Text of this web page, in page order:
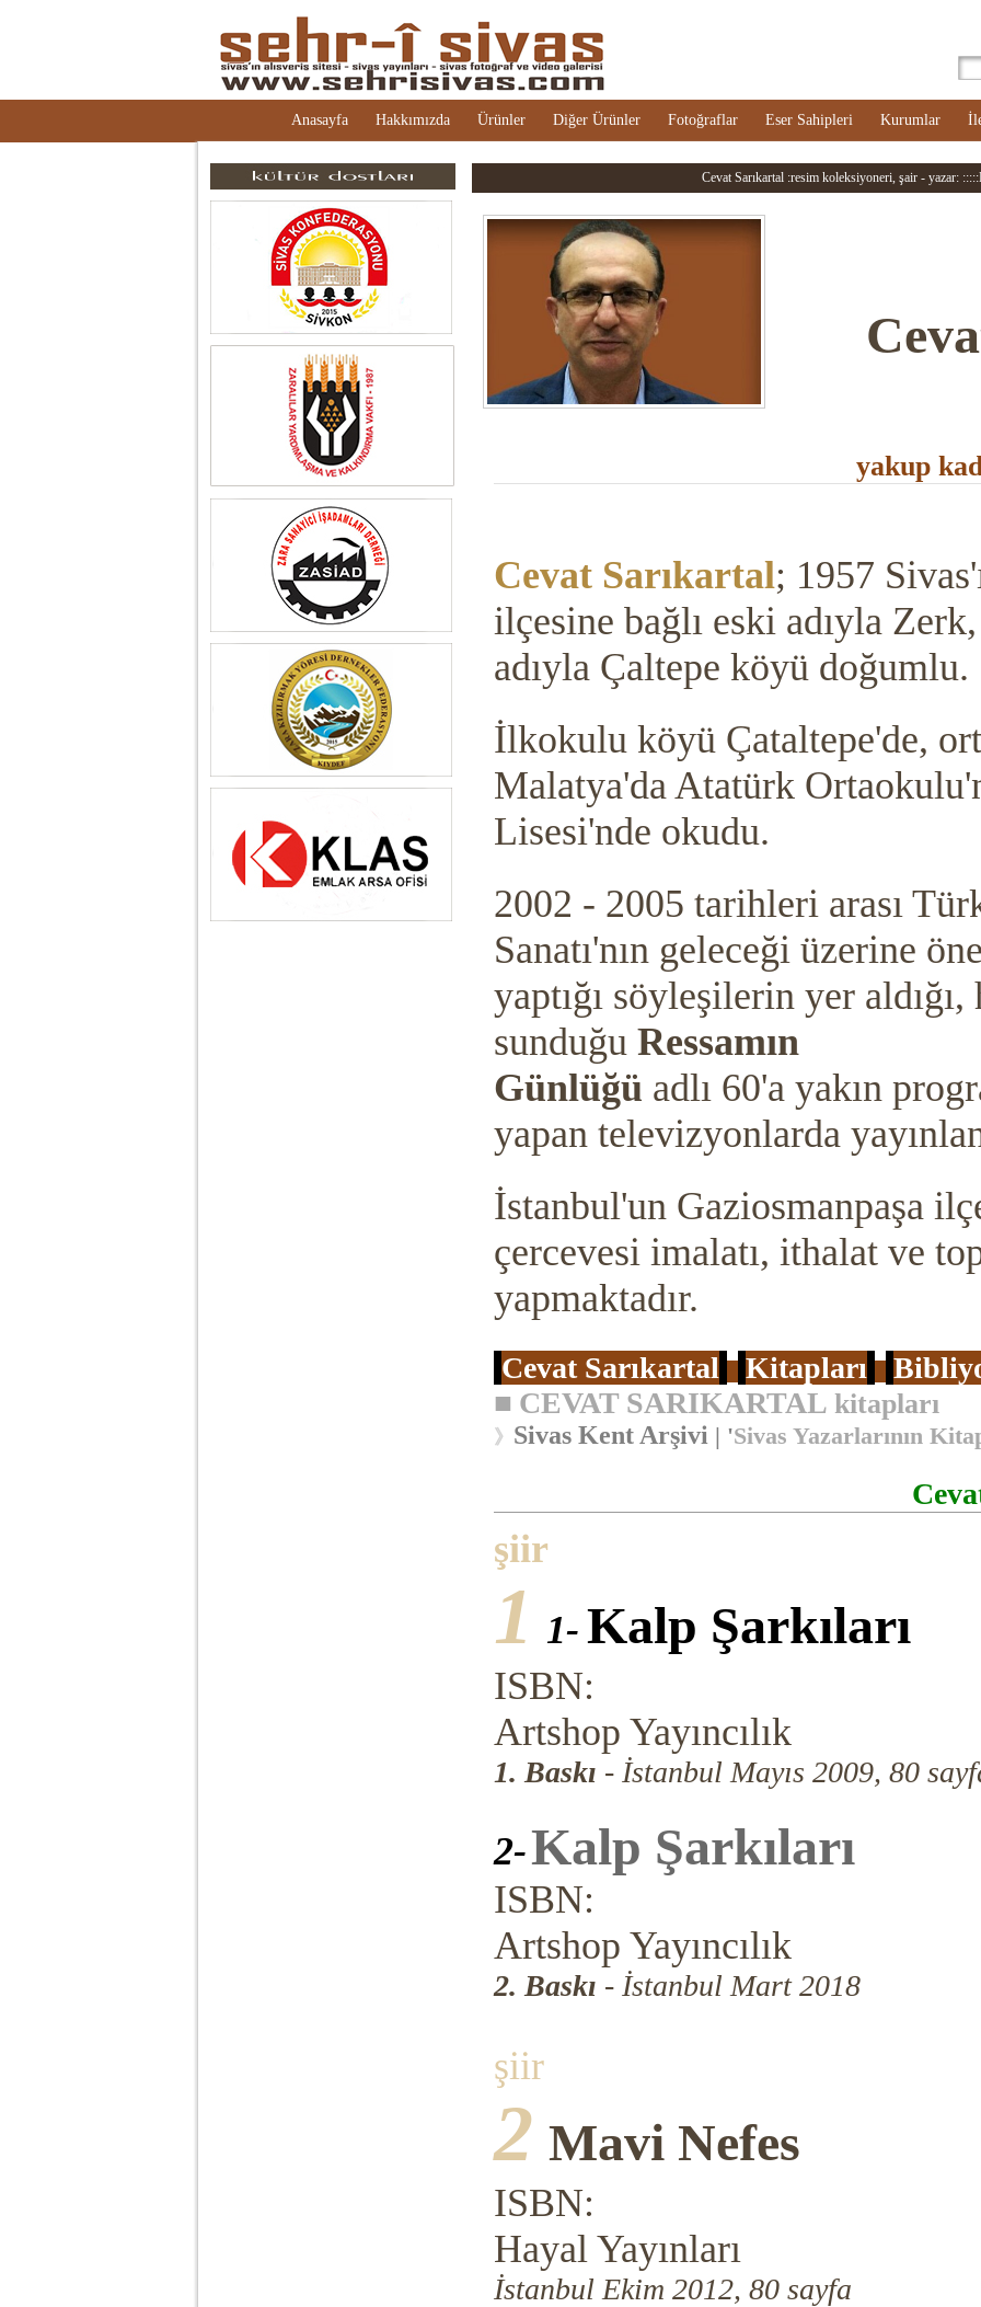
Anasayfa Hakkımızda Ürünler Diğer Ürünler Fotoğraflar Eser Sahipleri Kurumlar
Cevat Sarıkartal :resim koleksiyoneri, şair - yazar:
yakup
Cevat Sarıkartal; 1957
ilçesine bağlı eski adıyla
adıyla Çaltepe köyü doğumlu.
İlkokulu köyü Çataltepe'de,
Malatya'da Atatürk
Lisesi'nde okudu.
2002 - 2005 tarihleri arası
Sanatı'nın geleceği üzerine
yaptığı söyleşilerin yer aldığı,
sunduğu Ressamın
Günlüğü adlı 60'a yakın
yapan televizyonlarda
İstanbul'un Gaziosmanpaşa
çercevesi imalatı, ithalat ve
yapmaktadır.
Cevat Sarıkartal Kitapları
■ CEVAT SARIKARTAL kitapları
》 Sivas Kent Arşivi | 'Sivas Yazarlarının
şiir
1 1- Kalp Şarkıları
ISBN:
Artshop Yayıncılık
1. Baskı - İstanbul Mayıs 2009, 80
2-Kalp Şarkıları
ISBN:
Artshop Yayıncılık
2. Baskı - İstanbul Mart 2018
şiir
2 Mavi Nefes
ISBN:
Hayal Yayınları
İstanbul Ekim 2012, 80 sayfa